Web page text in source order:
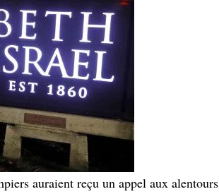
auraient reçu un appel aux alentours